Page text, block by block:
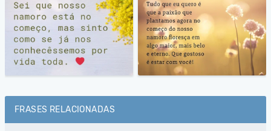
FRASES RELACIONADAS